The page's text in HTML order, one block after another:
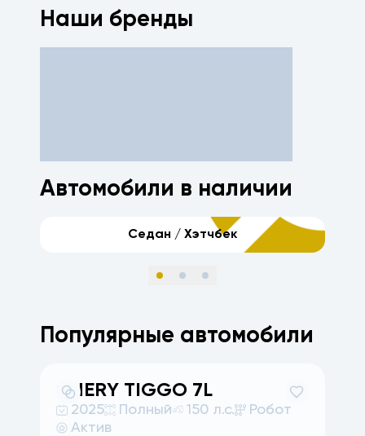
Наши бренды
Автомобили в наличии
Седан / Хэтчбек
Популярные автомобили
CHERY TIGGO 7L
2025 Полный 150 л.с.
Робот
Актив